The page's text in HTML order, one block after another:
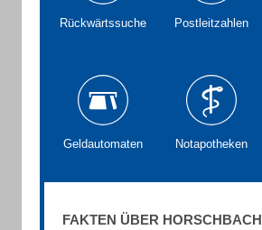
Rückwärtssuche Postleitzahlen
Geldautomaten Notapotheken
FAKTEN ÜBER HORSCHBACH